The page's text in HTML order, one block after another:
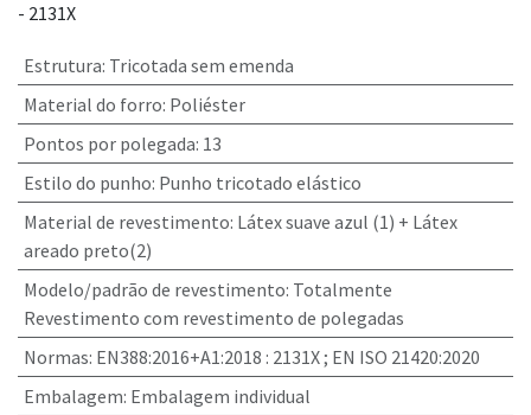
- 2131X
Estrutura: Tricotada sem emenda
Material do forro: Poliéster
Pontos por polegada: 13
Estilo do punho: Punho tricotado elástico
Material de revestimento: Látex suave azul (1) + Látex
areado preto(2)
Modelo/padrão de revestimento: Totalmente
Revestimento com revestimento de polegadas
Normas: EN388:2016+A1:2018 : 2131X ; EN ISO 21420:2020
Embalagem: Embalagem individual